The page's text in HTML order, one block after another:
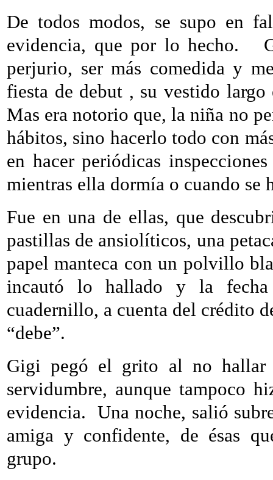
De todos modos, se supo en
evidencia, que por lo hecho.
perjurio, ser más comedida y
fiesta de debut , su vestido
Mas era notorio que, la niña no
hábitos, sino hacerlo todo con
en hacer periódicas
mientras ella dormía o cuando se
Fue en una de ellas, que
pastillas de ansiolíticos, una
papel manteca con un polvillo
incautó lo hallado y la fecha
cuadernillo, a cuenta del crédito
“debe”.
Gigi pegó el grito al no hallar
servidumbre, aunque tampoco
evidencia. Una noche, salió
amiga y confidente, de ésas
grupo.